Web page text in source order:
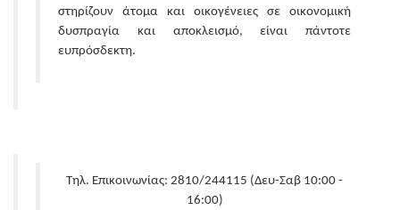
στηρίζουν άτομα και οικογένειες σε οικονομική
δυσπραγία και αποκλεισμό, είναι πάντοτε
ευπρόσδεκτη.
Τηλ. Επικοινωνίας: 2810/244115 (Δευ-Σαβ 10:00 -
16:00)